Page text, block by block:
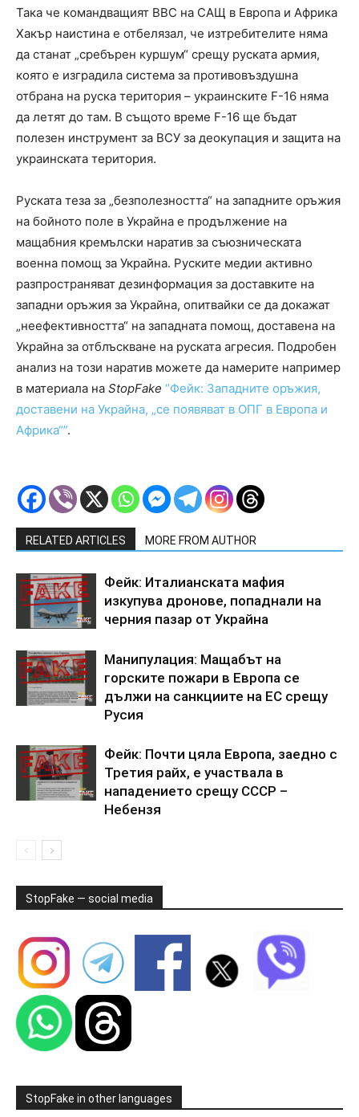
Така че командващият ВВС на САЩ в Европа и Африка
Хакър наистина е отбелязал, че изтребителите няма
да станат „сребърен куршум“ срещу руската армия,
която е изградила система за противовъздушна
отбрана на руска територия – украинските F-16 няма
да летят до там. В същото време F-16 ще бъдат
полезен инструмент за ВСУ за деокупация и защита на
украинската територия.
Руската теза за „безполезността“ на западните оръжия
на бойното поле в Украйна е продължение на
мащабния кремълски наратив за съюзническата
военна помощ за Украйна. Руските медии активно
разпространяват дезинформация за доставките на
западни оръжия за Украйна, опитвайки се да докажат
„неефективността“ на западната помощ, доставена на
Украйна за отблъскване на руската агресия. Подробен
анализ на този наратив можете да намерите например
в материала на StopFake “Фейк: Западните оръжия,
доставени на Украйна, „се появяват в ОПГ в Европа и
Африка“”.
RELATED ARTICLES MORE FROM AUTHOR
Фейк: Италианската мафия
изкупува дронове, попаднали на
черния пазар от Украйна
Манипулация: Мащабът на
горските пожари в Европа се
дължи на санкциите на ЕС срещу
Русия
Фейк: Почти цяла Европа, заедно с
Третия райх, е участвала в
нападението срещу СССР –
Небензя
StopFake — social media
StopFake in other languages